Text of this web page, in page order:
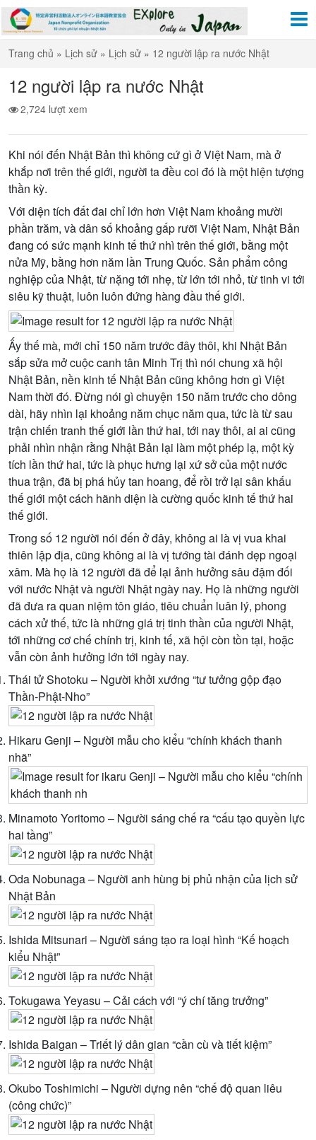
Trang chủ » Lịch sử » Lịch sử » 12 người lập ra nước Nhật
12 người lập ra nước Nhật
2,724 lượt xem
Khi nói đến Nhật Bản thì không cứ gì ở Việt Nam, mà ở
khắp nơi trên thế giới, người ta đều coi đó là một hiện tượng
thần kỳ.
Với diện tích đất đai chỉ lớn hơn Việt Nam khoảng mười
phần trăm, và dân số khoảng gấp rưỡi Việt Nam, Nhật Bản
đang có sức mạnh kinh tế thứ nhì trên thế giới, bằng một
nửa Mỹ, bằng hơn năm lần Trung Quốc. Sản phẩm công
nghiệp của Nhật, từ nặng tới nhẹ, từ lớn tới nhỏ, từ tinh vi tới
siêu kỹ thuật, luôn luôn đứng hàng đầu thế giới.
Ấy thế mà, mới chỉ 150 năm trước đây thôi, khi Nhật Bản
sắp sửa mở cuộc canh tân Minh Trị thì nói chung xã hội
Nhật Bản, nền kinh tế Nhật Bản cũng không hơn gì Việt
Nam thời đó. Ðừng nói gì chuyện 150 năm trước cho dông
dài, hãy nhìn lại khoảng năm chục năm qua, tức là từ sau
trận chiến tranh thế giới lần thứ hai, tới nay thôi, ai ai cũng
phải nhìn nhận rằng Nhật Bản lại làm một phép lạ, một kỳ
tích lần thứ hai, tức là phục hưng lại xứ sở của một nước
thua trận, đã bị phá hủy tan hoang, để rồi trở lại sân khấu
thế giới một cách hãnh diện là cường quốc kinh tế thứ hai
thế giới.
Trong số 12 người nói đến ở đây, không ai là vị vua khai
thiên lập địa, cũng không ai là vị tướng tài đánh dẹp ngoại
xâm. Mà họ là 12 người đã để lại ảnh hưởng sâu đậm đối
với nước Nhật và người Nhật ngày nay. Họ là những người
đã đưa ra quan niệm tôn giáo, tiêu chuẩn luân lý, phong
cách xử thế, tức là những giá trị tinh thần của người Nhật,
tới những cơ chế chính trị, kinh tế, xã hội còn tồn tại, hoặc
vẫn còn ảnh hưởng lớn tới ngày nay.
Thái tử Shotoku – Người khởi xướng “tư tưởng gộp đạo
Thần-Phật-Nho”
Hikaru Genji – Người mẫu cho kiểu “chính khách thanh
nhã”
Minamoto Yoritomo – Người sáng chế ra “cấu tạo quyền lực
hai tầng”
Oda Nobunaga – Người anh hùng bị phủ nhận của lịch sử
Nhật Bản
Ishida Mitsunari – Người sáng tạo ra loại hình “Kế hoạch
kiểu Nhật”
Tokugawa Yeyasu – Cải cách với “ý chí tăng trưởng”
Ishida Baigan – Triết lý dân gian “cần cù và tiết kiệm”
Okubo Toshimichi – Người dựng nên “chế độ quan liêu
(công chức)”